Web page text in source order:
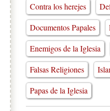
Contra los herejes
Documentos Papales
Enemigos de la Iglesia
Falsas Religiones
Papas de la Iglesia